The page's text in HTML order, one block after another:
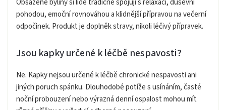
pohodou, emoční rovnováhou a klidnější přípravou na večerní
odpočinek. Produkt je doplněk stravy, nikoli léčivý přípravek.
Jsou kapky určené k léčbě nespavosti?
Ne. Kapky nejsou určené k léčbě chronické nespavosti ani
jiných poruch spánku. Dlouhodobé potíže s usínáním, časté
noční probouzení nebo výrazná denní ospalost mohou mít